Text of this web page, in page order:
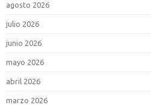
agosto 2026
julio 2026
junio 2026
mayo 2026
abril 2026
marzo 2026